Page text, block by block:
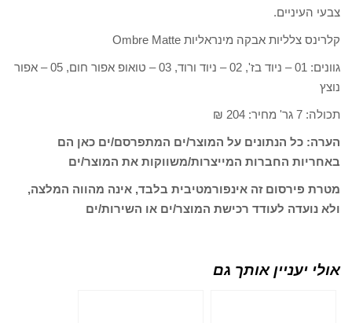
צבעי העיניים.
קלרינס צלליות אבקה מינראליות Ombre Matte
גוונים: 01 – ניוד בז', 02 – ניוד ורוד, 03 – טואופ אפור חום, 05 – אפור
נוצץ
תכולה: 7 גר' מחיר: 204 ₪
הערה: כל הנתונים על המוצר/ים המתפרסם/ים כאן הם
באחריות החברות המייצרות/משווקות את המוצר/ים
מטרת פירסום זה אינפורמטיבית בלבד, אינה מהווה המלצה,
ולא נועדה לעודד רכישת המוצר/ים או השירות/ים
אולי יעניין אותך גם